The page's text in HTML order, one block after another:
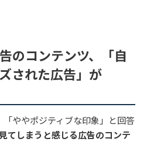
のコンテンツ、「自
された広告」が
ややポジティブな印象」と回答
てしまうと感じる広告のコンテ